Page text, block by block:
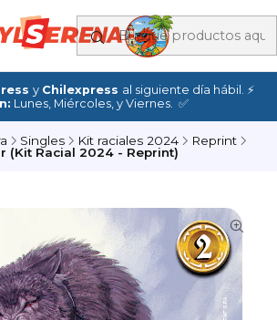
y Chilexpress al siguiente día hábil. ⚡
Lunes, Miércoles, y Viernes. ✅
Singles Kit raciales 2024
Reprint
(Kit Racial 2024 - Reprint)